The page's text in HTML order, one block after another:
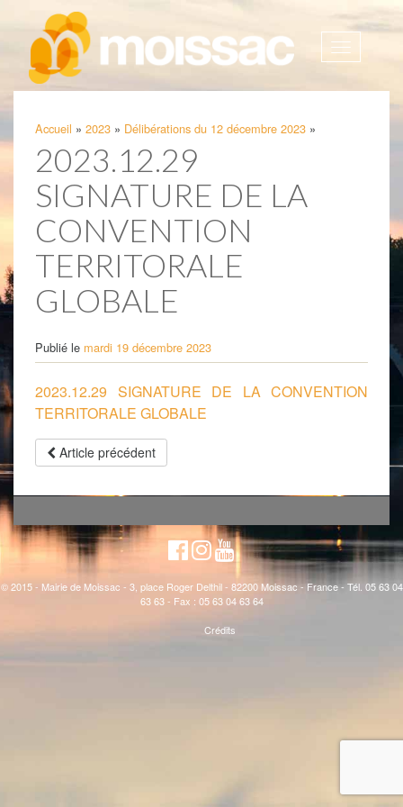
Afficher
Accueil » 2023 » Délibérations du 12 décembre 2023 »
2023.12.29
SIGNATURE DE LA
CONVENTION
TERRITORALE
GLOBALE
Publié le mardi 19 décembre 2023
2023.12.29 SIGNATURE DE LA CONVENTION
TERRITORALE GLOBALE
Article précédent
© 2015 - Mairie de Moissac - 3, place Roger Delthil - 82200 Moissac - France - Tél. 05 63 04
63 63 - Fax : 05 63 04 63 64
Crédits